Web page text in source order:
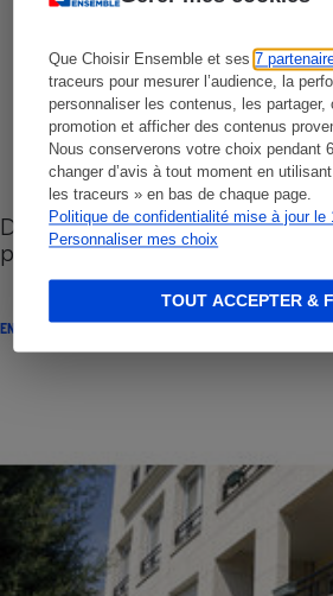
Que Choisir Ensemble et ses7
traceurs pour mesurer l’audience, la
personnaliser les contenus, les partager,
promotion et afficher des contenus
Nous conserverons votre choix pendant
changer d’avis à tout moment en
les traceurs » en bas de chaque page.
Politique de confidentialité mise à jour le
Personnaliser mes choix
TOUT ACCEPTER &
Défiscalisation Pinel - Le décret
paru
ENQUÊTE